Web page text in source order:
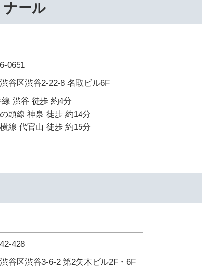
ナール
0651
谷区渋谷2-22-8 名取ビル6F
渋谷 徒歩 約4分
頭線 神泉 徒歩 約14分
線 代官山 徒歩 約15分
428
谷区渋谷3-6-2 第2矢木ビル2F・6F